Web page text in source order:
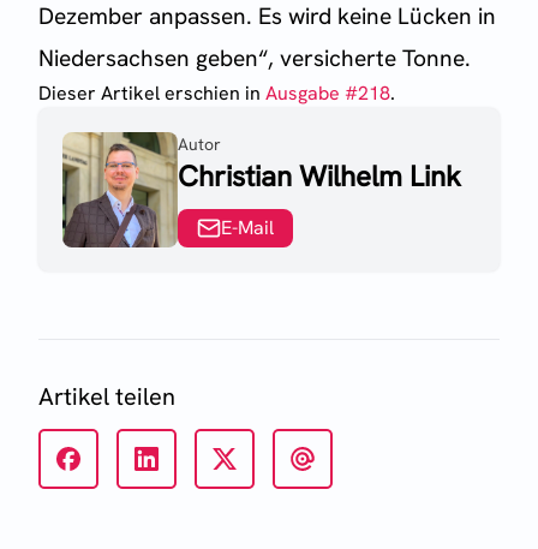
Dezember anpassen. Es wird keine Lücken in
Niedersachsen geben“, versicherte Tonne.
Dieser Artikel erschien in Ausgabe #218.
Autor
Christian Wilhelm Link
E-Mail
Artikel teilen